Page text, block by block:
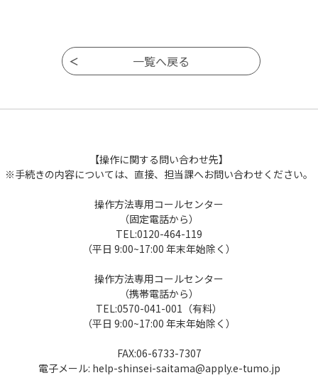
【操作に関する問い合わせ先】
※手続きの内容については、直接、担当課へお問い合わせください。
操作方法専用コールセンター
（固定電話から）
TEL:0120-464-119
（平日 9:00~17:00 年末年始除く）
操作方法専用コールセンター
（携帯電話から）
TEL:0570-041-001（有料）
（平日 9:00~17:00 年末年始除く）
FAX:06-6733-7307
電子メール: help-shinsei-saitama@apply.e-tumo.jp